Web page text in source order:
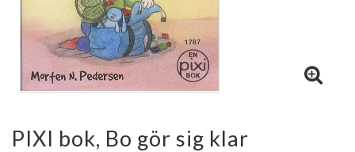
PIXI bok, Bo gör sig klar